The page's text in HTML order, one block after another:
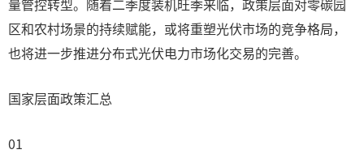
量管控转型。随着二季度装机旺季来临，政策层面对零碳园
区和农村场景的持续赋能，或将重塑光伏市场的竞争格局，
也将进一步推进分布式光伏电力市场化交易的完善。‌‌
国家层面政策汇总
01